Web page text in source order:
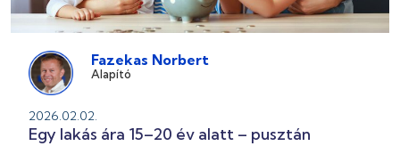
Fazekas Norbert
Alapító
2026.02.02.
Egy lakás ára 15–20 év alatt – pusztán